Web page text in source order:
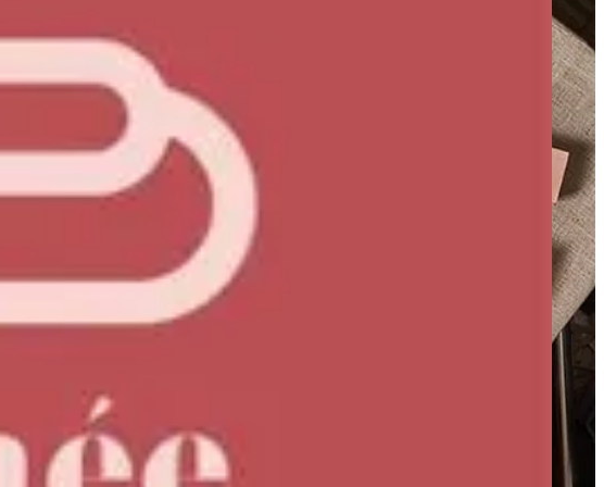
Bouchee — الفروع
Bouchee — الفروع
كوربه